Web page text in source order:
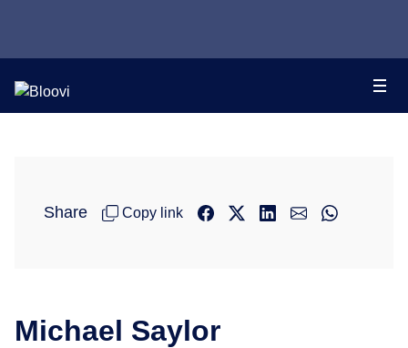
Share Copy link
Michael Saylor